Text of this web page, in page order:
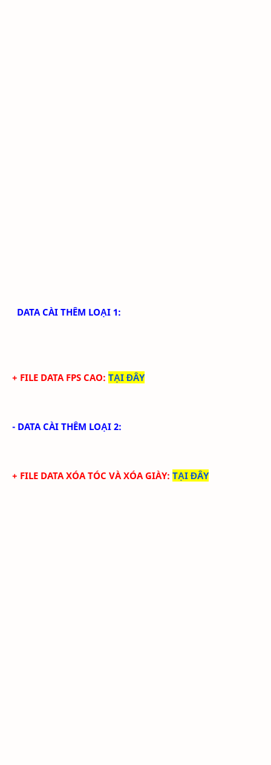
DATA CÀI THÊM LOẠI 1:
+ FILE DATA FPS CAO: TẠI ĐÂY
- DATA CÀI THÊM LOẠI 2:
+ FILE DATA XÓA TÓC VÀ XÓA GIÀY: TẠI ĐÂY